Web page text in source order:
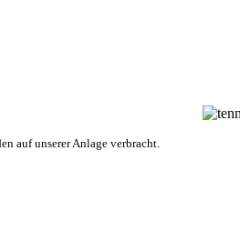
auf unserer Anlage verbracht.